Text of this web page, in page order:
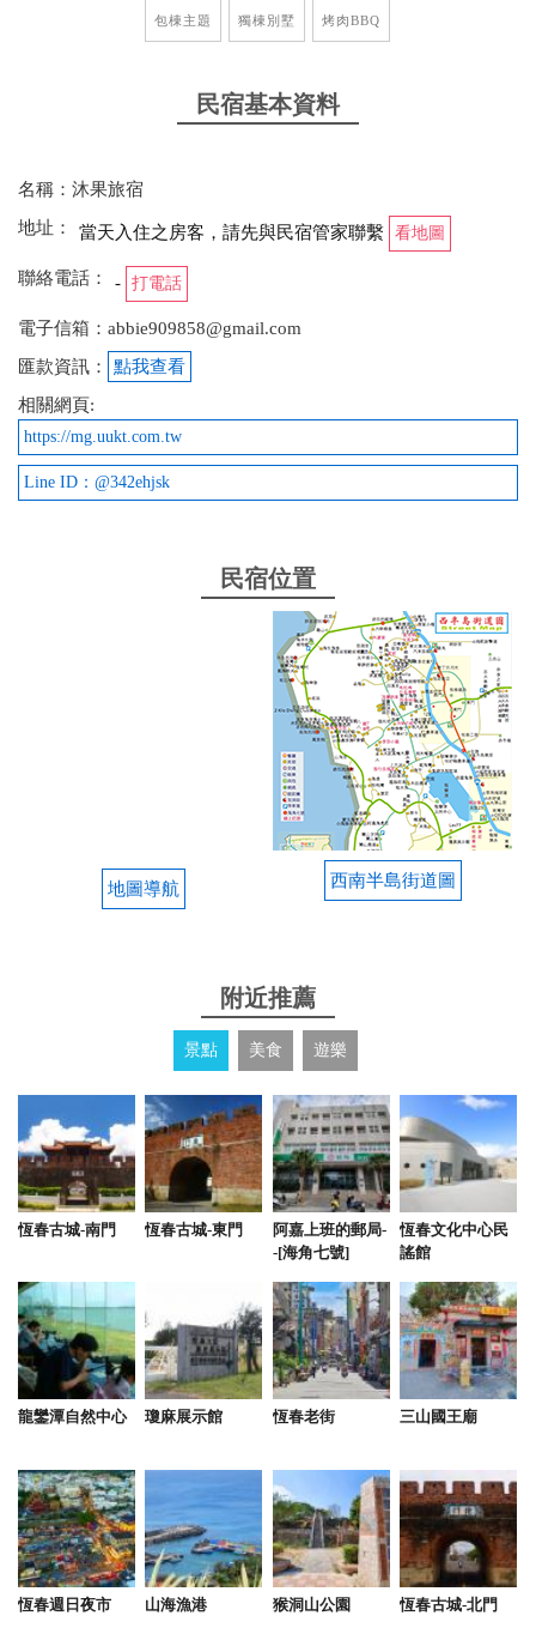
包棟主題 獨棟別墅 烤肉BBQ
民宿基本資料
名稱：沐果旅宿
地址：
當天入住之房客，請先與民宿管家聯繫 看地圖
聯絡電話： - 打電話
電子信箱：abbie909858@gmail.com
匯款資訊：
點我查看
相關網頁:
https://mg.uukt.com.tw
Line ID：@342ehjsk
民宿位置
地圖導航 西南半島街道圖
附近推薦
景點 美食 遊樂
恆春古城-南門 恆春古城-東門
阿嘉上班的郵局-
-[海角七號]
恆春文化中心民
謠館
龍鑾潭自然中心 瓊麻展示館 恆春老街 三山國王廟
恆春週日夜市 山海漁港 猴洞山公園 恆春古城-北門